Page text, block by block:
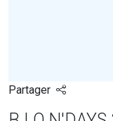
Partager